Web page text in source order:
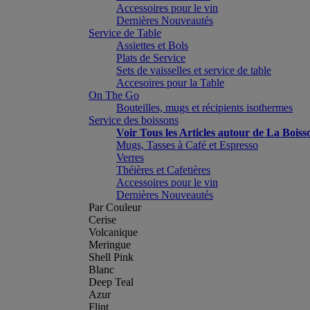
Accessoires pour le vin
Dernières Nouveautés
Service de Table
Assiettes et Bols
Plats de Service
Sets de vaisselles et service de table
Accesoires pour la Table
On The Go
Bouteilles, mugs et récipients isothermes
Service des boissons
Voir Tous les Articles autour de La
Mugs, Tasses à Café et Espresso
Verres
Théières et Cafetières
Accessoires pour le vin
Dernières Nouveautés
Par Couleur
Cerise
Volcanique
Meringue
Shell Pink
Blanc
Deep Teal
Azur
Flint